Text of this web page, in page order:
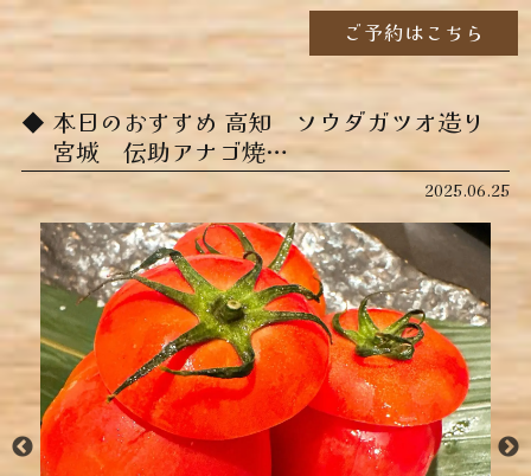
ご予約はこちら
本日のおすすめ ︎高知 ソウダガツオ造り ︎
宮城 伝助アナゴ焼…
2025.06.25